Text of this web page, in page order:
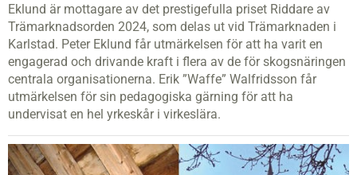
Eklund är mottagare av det prestigefulla priset Riddare av
Trämarknadsorden 2024, som delas ut vid Trämarknaden i
Karlstad. Peter Eklund får utmärkelsen för att ha varit en
engagerad och drivande kraft i flera av de för skogsnäringen
centrala organisationerna. Erik ”Waffe” Walfridsson får
utmärkelsen för sin pedagogiska gärning för att ha
undervisat en hel yrkeskår i virkeslära.